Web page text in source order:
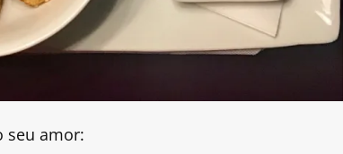
seu amor: